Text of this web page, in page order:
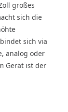
großes
sich die
sich via
analog oder
Gerät ist der